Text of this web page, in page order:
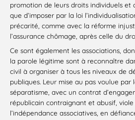
promotion de leurs droits individuels et
que d’imposer par la loi
précarité, comme avec la réforme
l’assurance chômage, après celle du
Ce sont également les associations,
la parole légitime sont à reconnaître
civil à organiser à tous les niveaux de
publiques. Leur mise au pas voulue par
séparatisme, avec un contrat
républicain contraignant et abusif,
l’indépendance associatives, en